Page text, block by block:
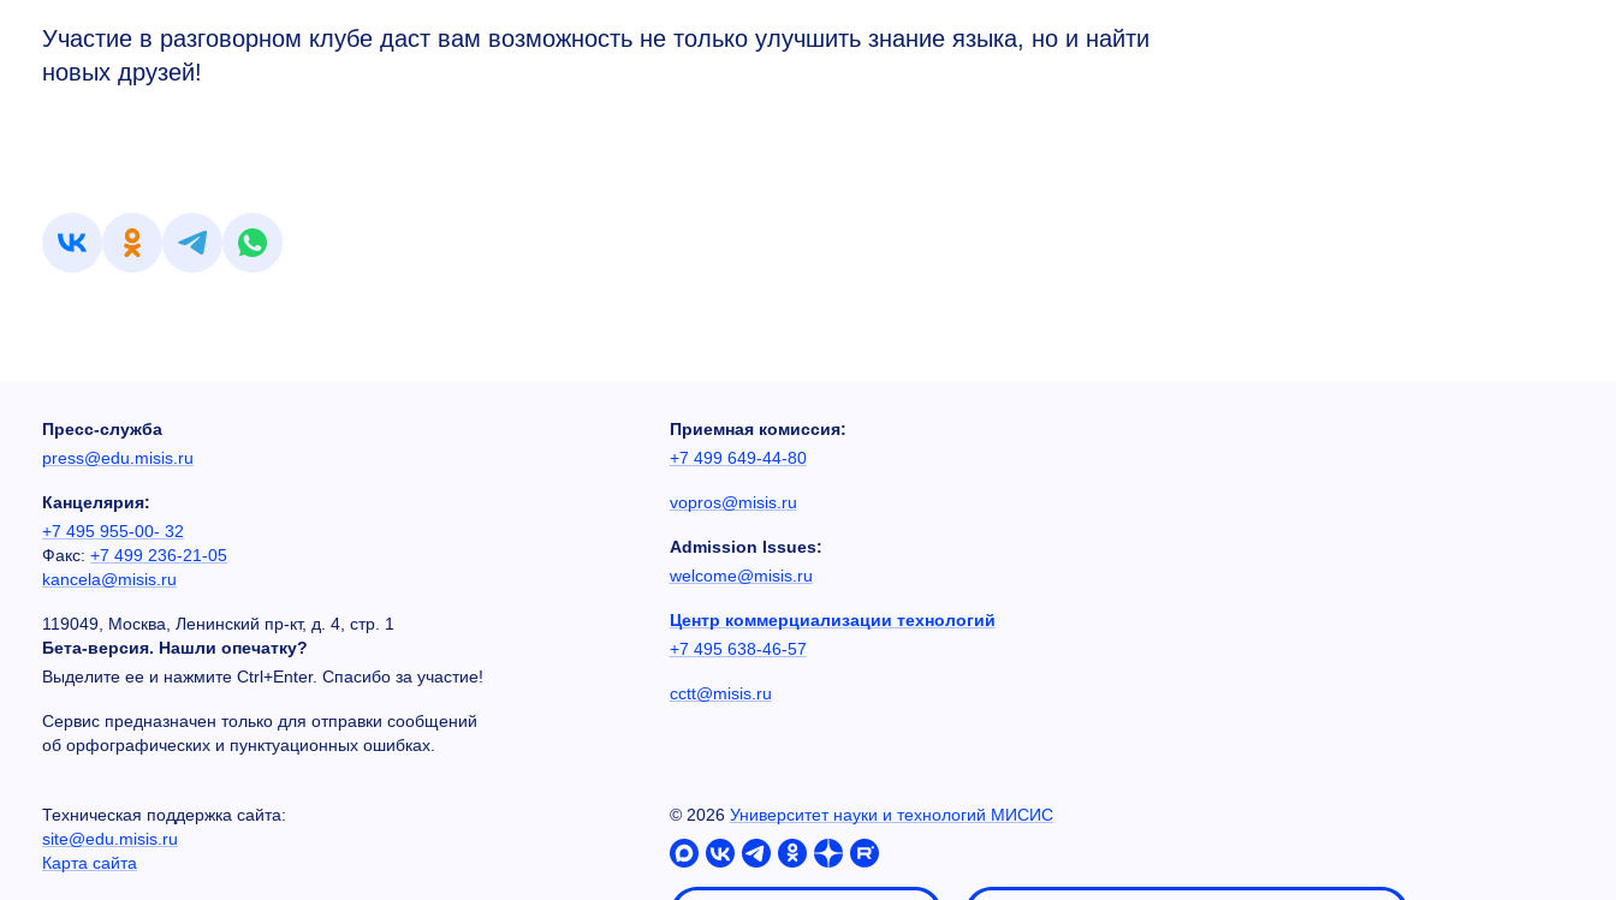
Участие в разговорном клубе даст вам возможность не только улучшить знание языка, но и найти
новых друзей!
Пресс-служба
press@edu.misis.ru
Канцелярия:
+7 495 955-00- 32
Факс: +7 499 236-21-05
kancela@misis.ru
119049, Москва, Ленинский пр-кт, д. 4, стр. 1
Бета-версия. Нашли опечатку?
Выделите ее и нажмите Ctrl+Enter. Спасибо за участие!
Сервис предназначен только для отправки сообщений
об орфографических и пунктуационных ошибках.
Приемная комиссия:
+7 499 649-44-80
vopros@misis.ru
Admission Issues:
welcome@misis.ru
Центр коммерциализации технологий
+7 495 638-46-57
cctt@misis.ru
Техническая поддержка сайта:
site@edu.misis.ru
Карта сайта
© 2026 Университет науки и технологий МИСИС